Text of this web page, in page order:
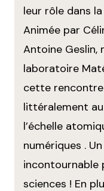
leur rôle dans
Animée par
Antoine Geslin,
laboratoire
cette
littéralement
l’échelle
numériques .
incontournable
sciences ! En